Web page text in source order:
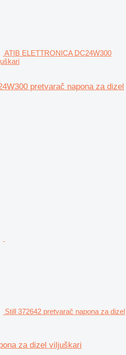
ATIB ELETTRONICA DC24W300
pretvarač napona za dizel
Still 372642 pretvarač napona za dizel
za dizel viljuškari